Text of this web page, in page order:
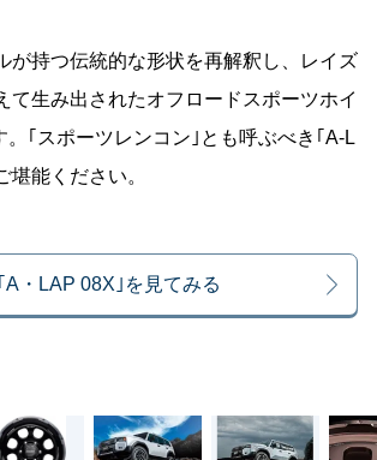
が持つ伝統的な形状を再解釈し、レイズ
て生み出されたオフロードスポーツホイ
。｢スポーツレンコン｣とも呼ぶべき｢A-L
堪能ください。
｢A・LAP 08X｣を見てみる